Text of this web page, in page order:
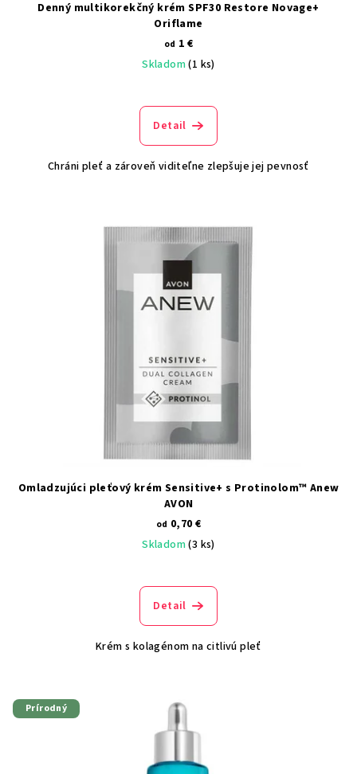
Denný multikorekčný krém SPF30 Restore Novage+
Oriflame
od 1 €
Skladom(1 ks)
Detail
Chráni pleť a zároveň viditeľne zlepšuje jej pevnosť
Omladzujúci pleťový krém Sensitive+ s Protinolom™ Anew
AVON
od 0,70 €
Skladom(3 ks)
Detail
Krém s kolagénom na citlivú pleť
Prírodný